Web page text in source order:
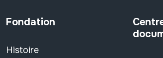
Fondation
Histoire